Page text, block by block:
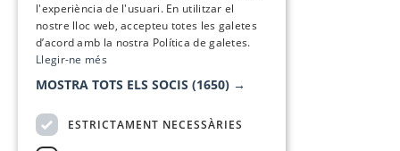
l'experiència de l'usuari. En utilitzar el
nostre lloc web, accepteu totes les galetes
d’acord amb la nostra Política de galetes.
Llegir-ne més
MOSTRA TOTS ELS SOCIS (1650) →
ESTRICTAMENT NECESSÀRIES